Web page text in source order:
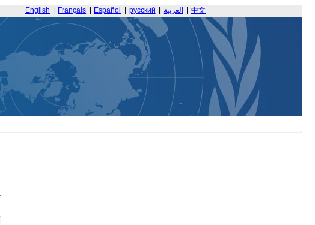
English Français Español русский العربية 中文